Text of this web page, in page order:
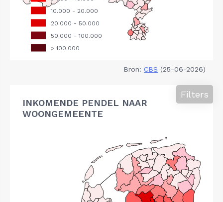
Bron: CBS (25-06-2026)
INKOMENDE PENDEL NAAR
WOONGEMEENTE
Filters